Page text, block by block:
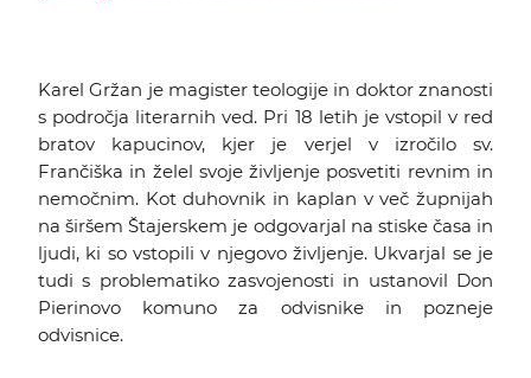
Karel Gržan je magister teologije in doktor znanosti
s področja literarnih ved. Pri 18 letih je vstopil v red
bratov kapucinov, kjer je verjel v izročilo sv.
Frančiška in želel svoje življenje posvetiti revnim in
nemočnim. Kot duhovnik in kaplan v več župnijah
na širšem Štajerskem je odgovarjal na stiske časa in
ljudi, ki so vstopili v njegovo življenje. Ukvarjal se je
tudi s problematiko zasvojenosti in ustanovil Don
Pierinovo komuno za odvisnike in pozneje
odvisnice.